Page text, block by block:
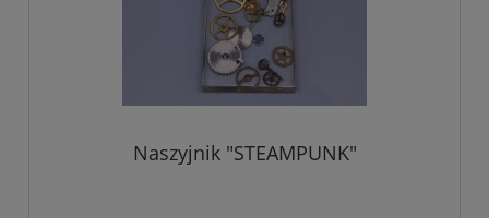
Naszyjnik "STEAMPUNK"